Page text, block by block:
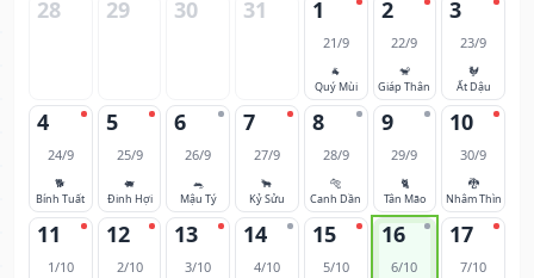
28 29 30 31 1
21/9
🐐
Quý Mùi
2
22/9
🐒
Giáp Thân
3
23/9
🐓
Ất Dậu
4
24/9
🐕
Bính Tuất
5
25/9
🐖
Đinh Hợi
6
26/9
🐀
Mậu Tý
7
27/9
🐂
Kỷ Sửu
8
28/9
🐅
Canh Dần
9
29/9
🐈
Tân Mão
10
30/9
🐉
Nhâm Thìn
11
1/10
12
2/10
13
3/10
14
4/10
15
5/10
16
6/10
17
7/10